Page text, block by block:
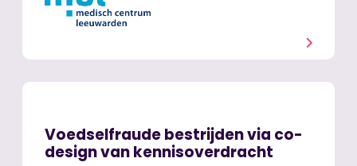
Voedselfraude bestrijden via co-
design van kennisoverdracht